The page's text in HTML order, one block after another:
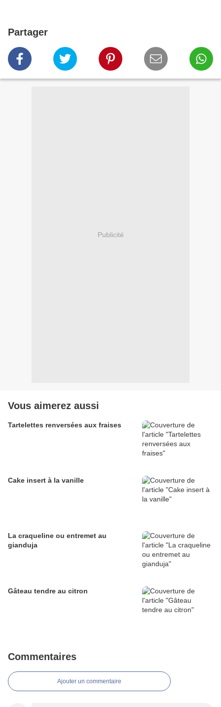
Partager
Publicité
Vous aimerez aussi
Tartelettes renversées aux fraises
Cake insert à la vanille
La craqueline ou entremet au
gianduja
Gâteau tendre au citron
Commentaires
Ajouter un commentaire